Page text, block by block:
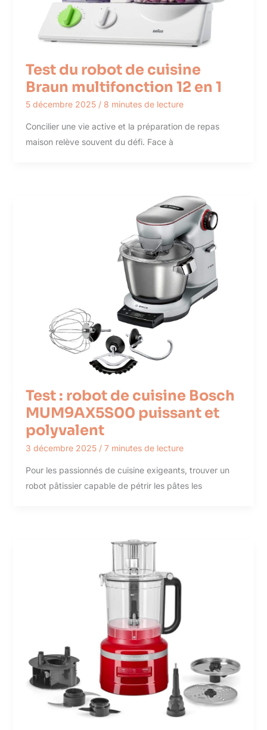
Test du robot de cuisine
Braun multifonction 12 en 1
5 décembre 2025 / 8 minutes de lecture
Concilier une vie active et la préparation de repas
maison relève souvent du défi. Face à
Test : robot de cuisine Bosch
MUM9AX5S00 puissant et
polyvalent
3 décembre 2025 / 7 minutes de lecture
Pour les passionnés de cuisine exigeants, trouver un
robot pâtissier capable de pétrir les pâtes les